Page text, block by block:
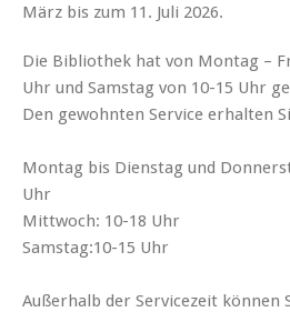
März bis zum 11. Juli 2026.
Die Bibliothek hat von Montag –
Uhr und Samstag von 10-15 Uhr
Den gewohnten Service erhalten
Montag bis Dienstag und
Uhr
Mittwoch: 10-18 Uhr
Samstag:10-15 Uhr
Außerhalb der Servicezeit können